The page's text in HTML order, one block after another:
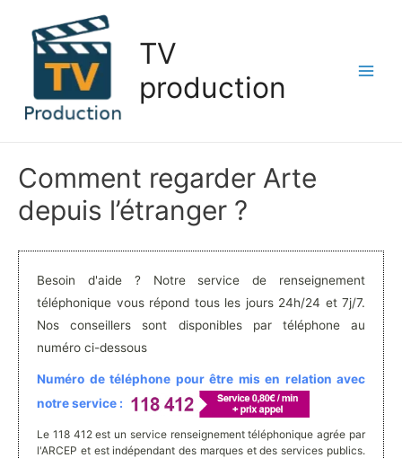
contenu
TV
production
Comment regarder Arte
depuis l’étranger ?
Besoin d'aide ? Notre service de renseignement
téléphonique vous répond tous les jours 24h/24 et 7j/7.
Nos conseillers sont disponibles par téléphone au
numéro ci-dessous
Numéro de téléphone pour être mis en relation avec
notre service :
Le 118 412 est un service renseignement téléphonique agrée par
l'ARCEP et est indépendant des marques et des services publics.